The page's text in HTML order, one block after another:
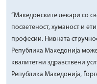
“Македонските лекари со
посветеност, хуманост и
професии. Нивната
Република Македонија
квалитетни здравствени
Република Македонија,